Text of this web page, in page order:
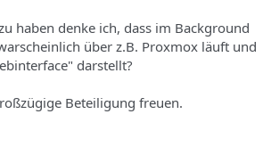
haben denke ich, dass im Background
über z.B. Proxmox läuft und
darstellt?
Beteiligung freuen.